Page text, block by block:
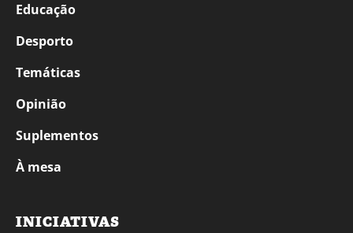
Educação
Desporto
Temáticas
Opinião
Suplementos
À mesa
INICIATIVAS